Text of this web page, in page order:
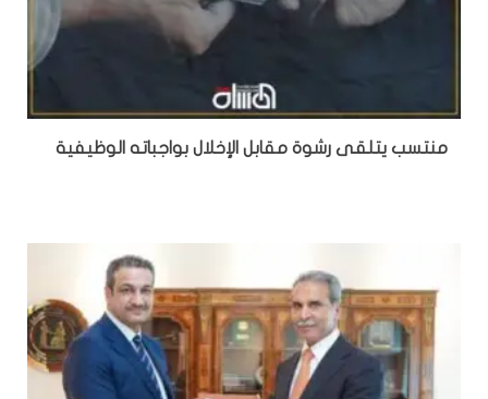
منتسب يتلقى رشوة مقابل الإخلال بواجباته الوظيفية